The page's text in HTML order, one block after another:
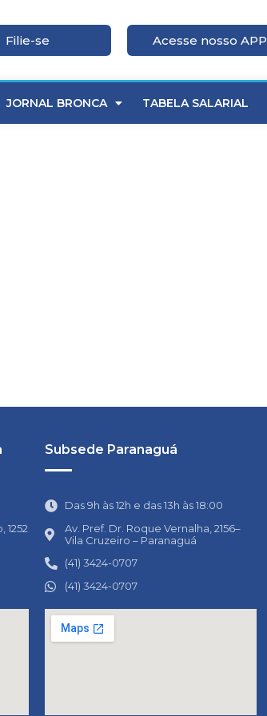
Filie-se Acesse nosso APP
JORNAL BRONCA TABELA SALARIAL
1252
Subsede Paranaguá
Das 9h às 12h e das 13h às 18:00
Av. Pref. Dr. Roque Vernalha, 2156–
Vila Cruzeiro – Paranaguá
(41) 3424-0707
(41) 3424-0707